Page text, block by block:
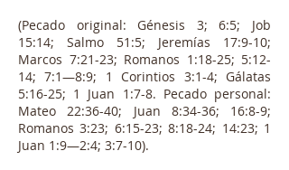
(Pecado original: Génesis 3; 6:5; Job
15:14; Salmo 51:5; Jeremías 17:9-10;
Marcos 7:21-23; Romanos 1:18-25; 5:12-
14; 7:1—8:9; 1 Corintios 3:1-4; Gálatas
5:16-25; 1 Juan 1:7-8. Pecado personal:
Mateo 22:36-40; Juan 8:34-36; 16:8-9;
Romanos 3:23; 6:15-23; 8:18-24; 14:23; 1
Juan 1:9—2:4; 3:7-10).